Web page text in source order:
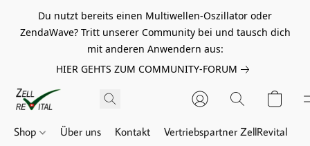
Du nutzt bereits einen Multiwellen-Oszillator oder
ZendaWave? Tritt unserer Community bei und tausch dich
mit anderen Anwendern aus:
HIER GEHTS ZUM COMMUNITY-FORUM
Shop Über uns Kontakt Vertriebspartner ZellRevital